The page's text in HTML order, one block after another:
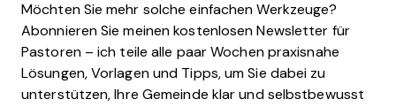
Möchten Sie mehr solche einfachen Werkzeuge?
Abonnieren Sie meinen kostenlosen Newsletter für
Pastoren – ich teile alle paar Wochen praxisnahe
Lösungen, Vorlagen und Tipps, um Sie dabei zu
unterstützen, Ihre Gemeinde klar und selbstbewusst